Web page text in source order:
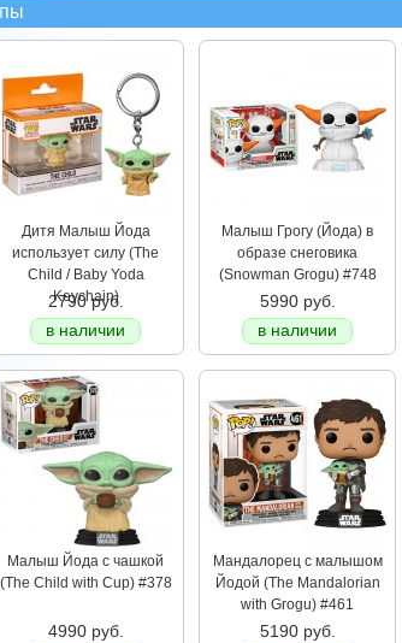
Дитя Малыш Йода
использует силу (The
Child / Baby Yoda
Keychain)
2790 руб.
в наличии
Малыш Грогу (Йода) в
образе снеговика
(Snowman Grogu) #748
5990 руб.
в наличии
Малыш Йода с чашкой
(The Child with Cup) #378
4990 руб.
Мандалорец с малышом
Йодой (The Mandalorian
with Grogu) #461
5190 руб.